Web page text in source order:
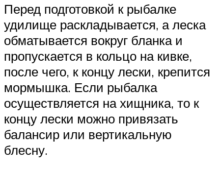
Перед подготовкой к рыбалке
удилище раскладывается, а леска
обматывается вокруг бланка и
пропускается в кольцо на кивке,
после чего, к концу лески, крепится
мормышка. Если рыбалка
осуществляется на хищника, то к
концу лески можно привязать
балансир или вертикальную
блесну.